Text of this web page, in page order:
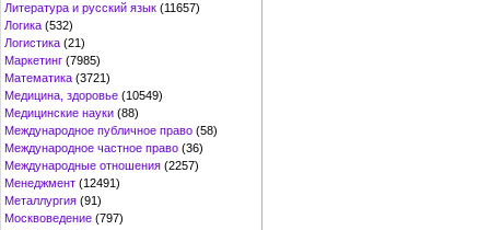
Литература и русский язык (11657)
Логика (532)
Логистика (21)
Маркетинг (7985)
Математика (3721)
Медицина, здоровье (10549)
Медицинские науки (88)
Международное публичное право (58)
Международное частное право (36)
Международные отношения (2257)
Менеджмент (12491)
Металлургия (91)
Москвоведение (797)